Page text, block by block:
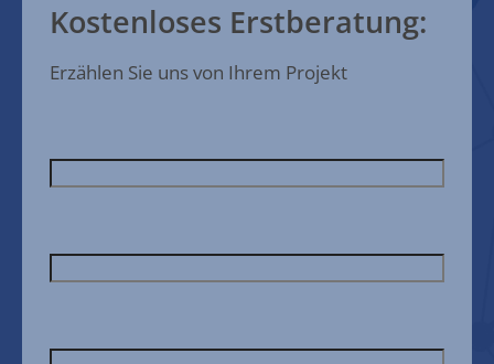
Kostenloses Erstberatung:
Erzählen Sie uns von Ihrem Projekt